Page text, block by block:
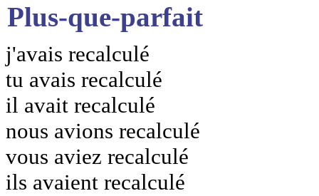
Plus-que-parfait
j'avais recalculé
tu avais recalculé
il avait recalculé
nous avions recalculé
vous aviez recalculé
ils avaient recalculé